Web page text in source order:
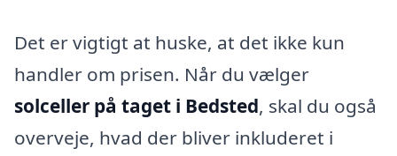
Det er vigtigt at huske, at det ikke kun
handler om prisen. Når du vælger
solceller på taget i Bedsted, skal du også
overveje, hvad der bliver inkluderet i